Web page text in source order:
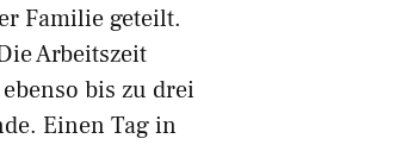
Familie geteilt.
Arbeitszeit
bis zu drei
Einen Tag in